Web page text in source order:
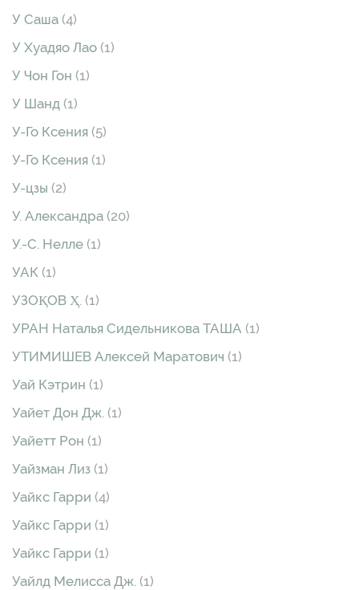
У Саша (4)
У Хуадяо Лао (1)
У Чон Гон (1)
У Шанд (1)
У-Го Ксения (5)
У-Го Ксения (1)
У-цзы (2)
У. Александра (20)
У.-С. Нелле (1)
УАК (1)
УЗОҚОВ Ҳ. (1)
УРАН Наталья Сидельникова ТАША (1)
УТИМИШЕВ Алексей Маратович (1)
Уай Кэтрин (1)
Уайет Дон Дж. (1)
Уайетт Рон (1)
Уайзман Лиз (1)
Уайкс Гарри (4)
Уайкс Гарри (1)
Уайкс Гарри (1)
Уайлд Мелисса Дж. (1)